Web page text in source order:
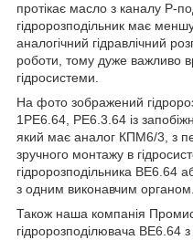
протікає масло з каналу Р-
гідророзподільник має
аналогічний гідравлічний
роботи, тому дуже важливо
гідросистеми.
На фото зображений
1РЕ6.64, РЕ6.3.64 із
який має аналог КПМ6/3, з
зручного монтажу в
гідророзподільника ВЕ6.64
з одним виконавчим органом.
Також наша компанія
гідророзподілювача ВЕ6.64